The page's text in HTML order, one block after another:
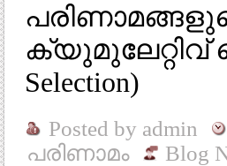
ക്യുമുലേറ്റിവ്
Selection)
Posted by admin
പരിണാമം
Blog